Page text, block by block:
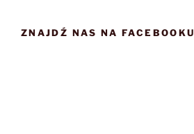
ZNAJDŹ NAS NA FACEBOOKU